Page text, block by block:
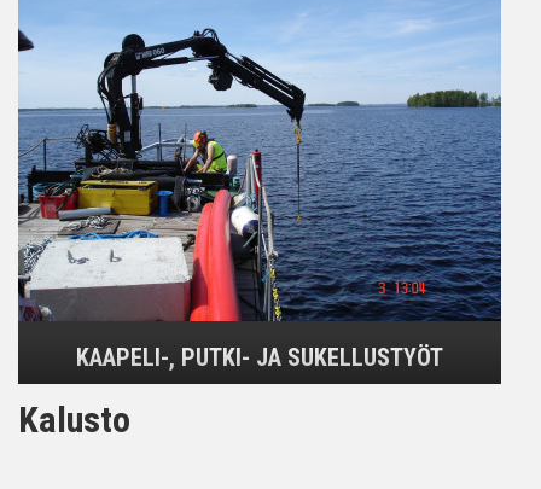
KAAPELI-, PUTKI- JA SUKELLUSTYÖT
Kalusto